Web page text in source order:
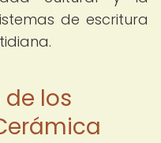
de escritura
de los